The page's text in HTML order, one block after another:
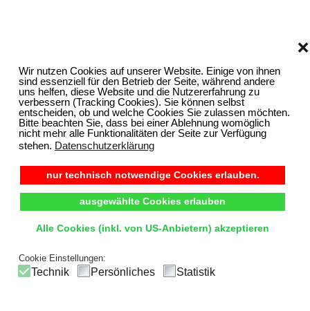
Wir nutzen Cookies auf unserer Website. Einige von ihnen
sind essenziell für den Betrieb der Seite, während andere
uns helfen, diese Website und die Nutzererfahrung zu
verbessern (Tracking Cookies). Sie können selbst
entscheiden, ob und welche Cookies Sie zulassen möchten.
Bitte beachten Sie, dass bei einer Ablehnung womöglich
nicht mehr alle Funktionalitäten der Seite zur Verfügung
stehen. Datenschutzerklärung
nur technisch notwendige Cookies erlauben.
ausgewählte Cookies erlauben
Alle Cookies (inkl. von US-Anbietern) akzeptieren
❌
Cookie Einstellungen:
Technik Persönliches Statistik